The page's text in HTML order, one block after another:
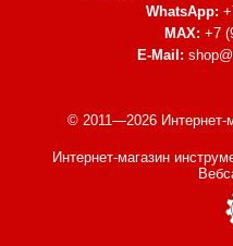
WhatsApp:
MAX: +7
E-Mail:
© 2011—2026 Интернет-
Интернет-магазин